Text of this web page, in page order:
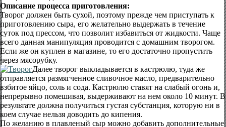
Описание процесса приготовления:
Творог должен быть сухой, поэтому прежде чем приступать к
приготовлению сыра, его желательно выдержать в течение
суток под прессом, что позволит избавиться от жидкости. Чаще
всего данная манипуляция проводится с домашним творогом.
Если же он куплен в магазине, то его достаточно пропустить
через мясорубку.
Далее творог выкладывается в кастрюлю, туда же
отправляется размягченное сливочное масло, предварительно
взбитое яйцо, соль и сода. Кастрюлю ставят на слабый огонь и,
непрерывно помешивая, выдерживают на нем около 10 минут. В
результате должна получиться густая субстанция, которую ни в
коем случае нельзя доводить до кипения.
По желанию в плавленый сыр можно добавить дополнительные